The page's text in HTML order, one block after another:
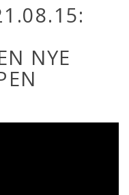
NYE